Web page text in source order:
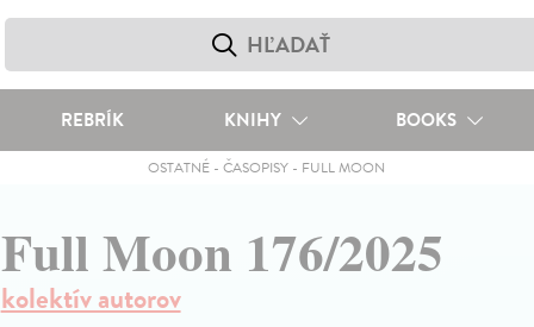
REBRÍK KNIHY BOOKS
OSTATNÉ -ČASOPISY - FULL MOON
Full Moon 176/2025
kolektív autorov